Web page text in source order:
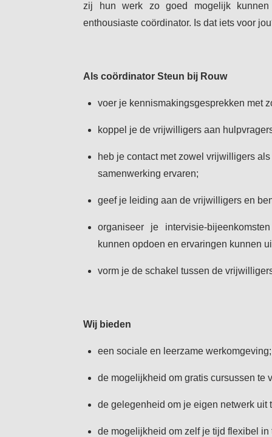
zij hun werk zo goed mogelijk
enthousiaste coördinator. Is dat iets voor
Als coördinator Steun bij Rouw
voer je kennismakingsgesprekken met
koppel je de vrijwilligers aan
heb je contact met zowel vrijwilligers
samenwerking ervaren;
geef je leiding aan de vrijwilligers en
organiseer je intervisie-
kunnen opdoen en ervaringen kunnen
vorm je de schakel tussen de
Wij bieden
een sociale en leerzame werkomgeving;
de mogelijkheid om gratis cursussen te
de gelegenheid om je eigen netwerk uit
de mogelijkheid om zelf je tijd flexibel in